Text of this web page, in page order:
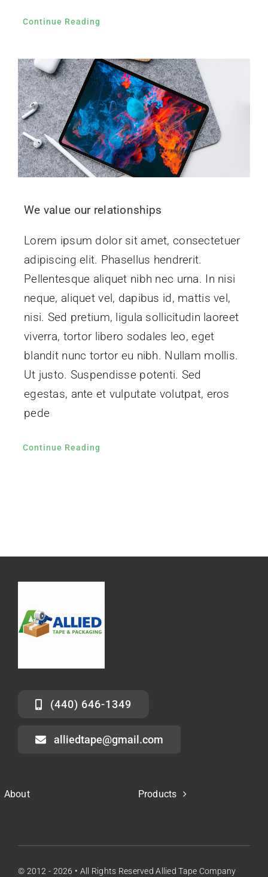
Continue Reading
We value our relationships
Lorem ipsum dolor sit amet, consectetuer
adipiscing elit. Phasellus hendrerit.
Pellentesque aliquet nibh nec urna. In nisi
neque, aliquet vel, dapibus id, mattis vel,
nisi. Sed pretium, ligula sollicitudin laoreet
viverra, tortor libero sodales leo, eget
blandit nunc tortor eu nibh. Nullam mollis.
Ut justo. Suspendisse potenti. Sed
egestas, ante et vulputate volutpat, eros
pede
Continue Reading
(440) 646-1349
alliedtape@gmail.com
About Products
© 2012 - 2026 • All Rights Reserved Allied Tape Company